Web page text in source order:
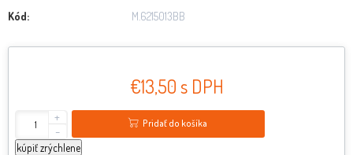
Kód:
M.6215013BB
€13,50 s DPH
+
-
Pridať do košíka
kúpiť zrýchlene